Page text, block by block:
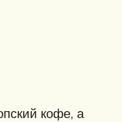
кофе, а